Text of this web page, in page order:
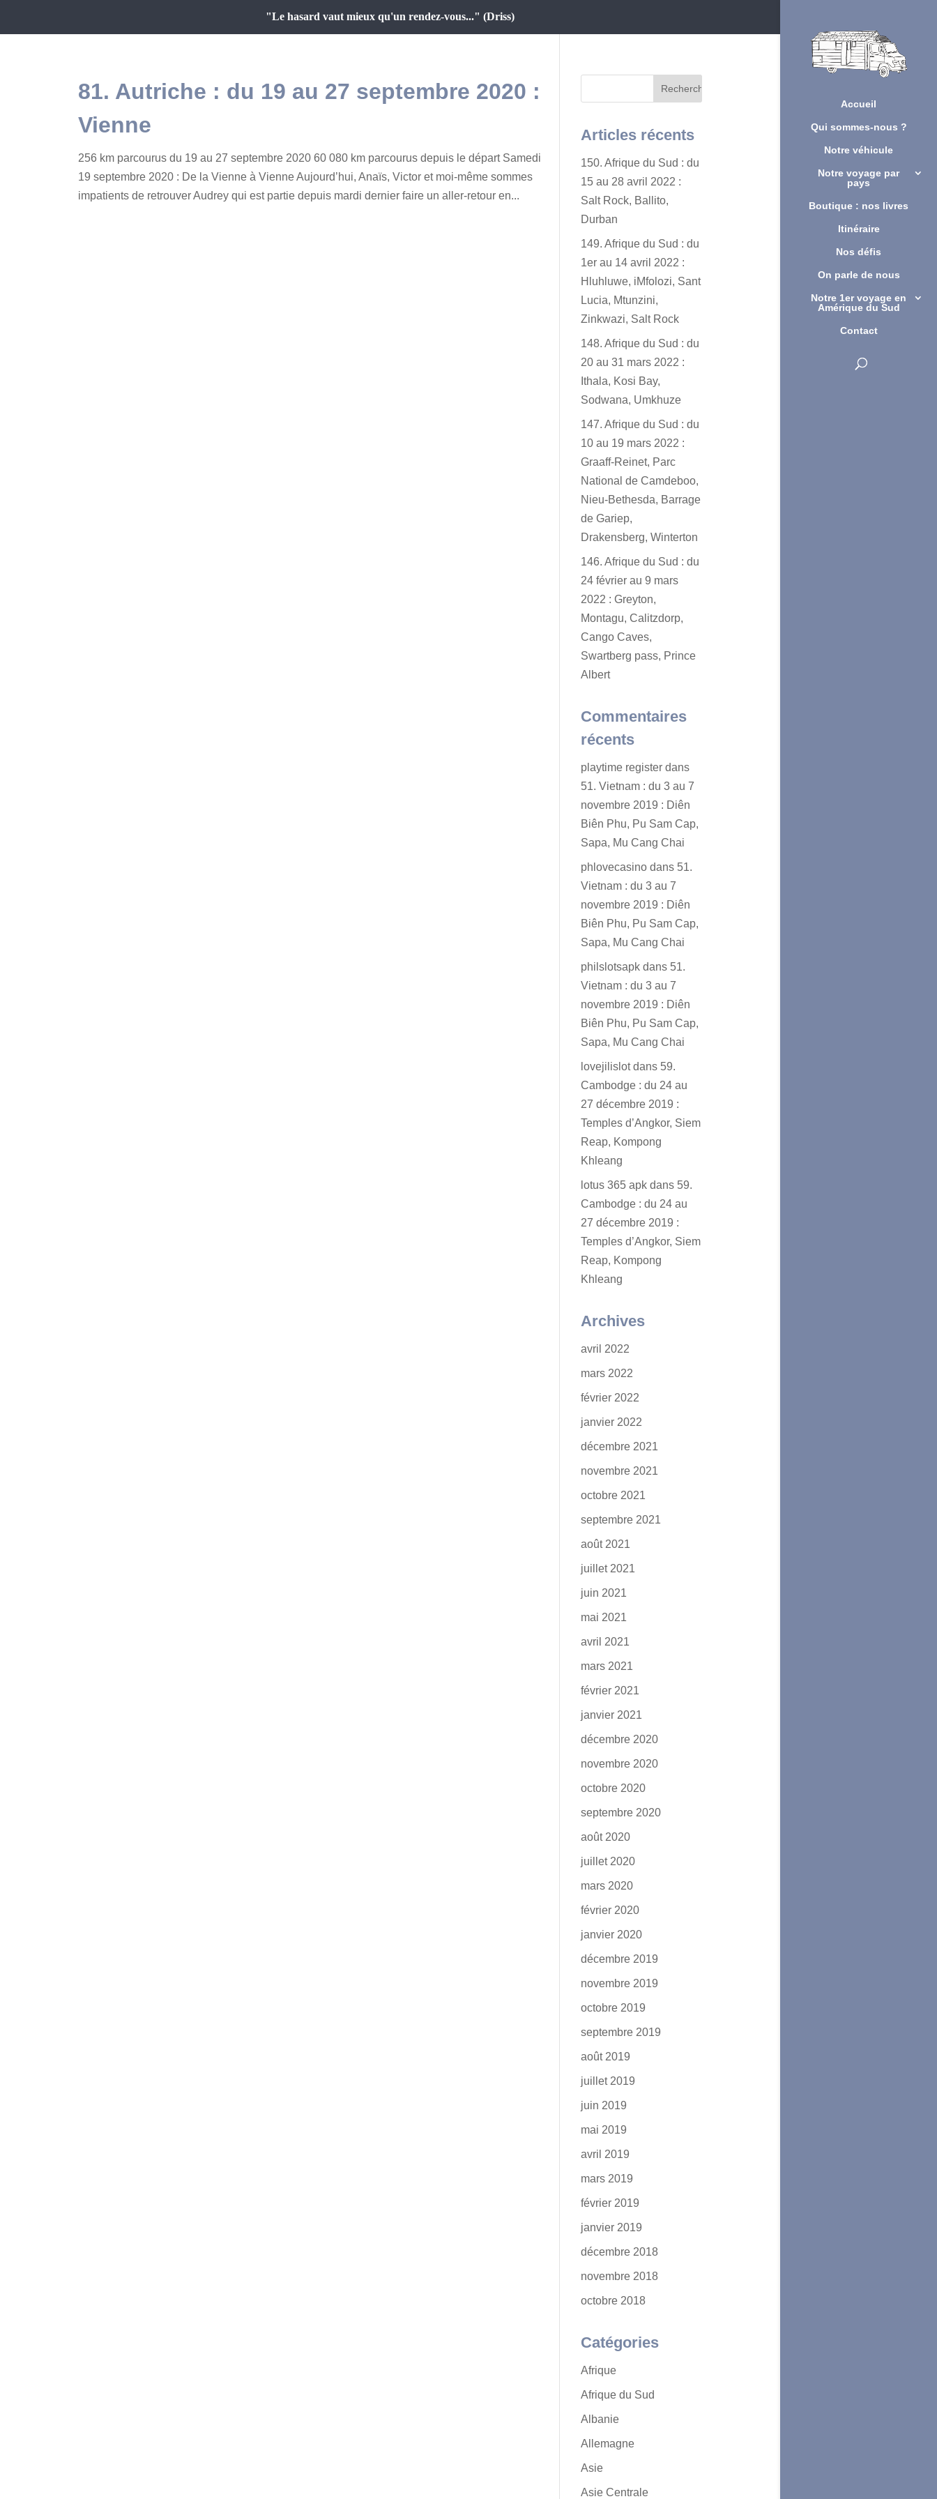
"Le hasard vaut mieux qu'un rendez-vous..." (Driss)
Accueil
Qui sommes-nous ?
Notre véhicule
Notre voyage par
pays
Boutique : nos livres
Itinéraire
Nos défis
On parle de nous
Notre 1er voyage en
Amérique du Sud
Contact
81. Autriche : du 19 au 27 septembre 2020 :
Vienne
256 km parcourus du 19 au 27 septembre 2020 60 080 km parcourus depuis le départ Samedi
19 septembre 2020 : De la Vienne à Vienne Aujourd’hui, Anaïs, Victor et moi-même sommes
impatients de retrouver Audrey qui est partie depuis mardi dernier faire un aller-retour en...
Articles récents
150. Afrique du Sud : du
15 au 28 avril 2022 :
Salt Rock, Ballito,
Durban
149. Afrique du Sud : du
1er au 14 avril 2022 :
Hluhluwe, iMfolozi, Sant
Lucia, Mtunzini,
Zinkwazi, Salt Rock
148. Afrique du Sud : du
20 au 31 mars 2022 :
Ithala, Kosi Bay,
Sodwana, Umkhuze
147. Afrique du Sud : du
10 au 19 mars 2022 :
Graaff-Reinet, Parc
National de Camdeboo,
Nieu-Bethesda, Barrage
de Gariep,
Drakensberg, Winterton
146. Afrique du Sud : du
24 février au 9 mars
2022 : Greyton,
Montagu, Calitzdorp,
Cango Caves,
Swartberg pass, Prince
Albert
Commentaires
récents
playtime register dans
51. Vietnam : du 3 au 7
novembre 2019 : Diên
Biên Phu, Pu Sam Cap,
Sapa, Mu Cang Chai
phlovecasino dans 51.
Vietnam : du 3 au 7
novembre 2019 : Diên
Biên Phu, Pu Sam Cap,
Sapa, Mu Cang Chai
philslotsapk dans 51.
Vietnam : du 3 au 7
novembre 2019 : Diên
Biên Phu, Pu Sam Cap,
Sapa, Mu Cang Chai
lovejilislotdans 59.
Cambodge : du 24 au
27 décembre 2019 :
Temples d’Angkor, Siem
Reap, Kompong
Khleang
lotus 365 apk dans 59.
Cambodge : du 24 au
27 décembre 2019 :
Temples d’Angkor, Siem
Reap, Kompong
Khleang
Archives
avril 2022
mars 2022
février 2022
janvier 2022
décembre 2021
novembre 2021
octobre 2021
septembre 2021
août 2021
juillet 2021
juin 2021
mai 2021
avril 2021
mars 2021
février 2021
janvier 2021
décembre 2020
novembre 2020
octobre 2020
septembre 2020
août 2020
juillet 2020
mars 2020
février 2020
janvier 2020
décembre 2019
novembre 2019
octobre 2019
septembre 2019
août 2019
juillet 2019
juin 2019
mai 2019
avril 2019
mars 2019
février 2019
janvier 2019
décembre 2018
novembre 2018
octobre 2018
Catégories
Afrique
Afrique du Sud
Albanie
Allemagne
Asie
Asie Centrale